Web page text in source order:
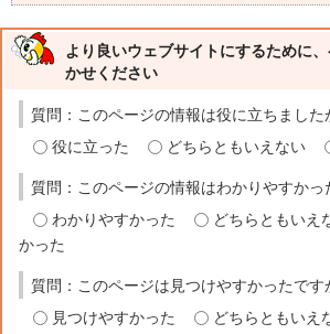
より良いウェブサイトにするために
かせください
質問：このページの情報は役に立ちました
役に立った
どちらともいえない
質問：このページの情報はわかりやすかっ
わかりやすかった
どちらともいえ
かった
質問：このページは見つけやすかったです
見つけやすかった
どちらともいえ